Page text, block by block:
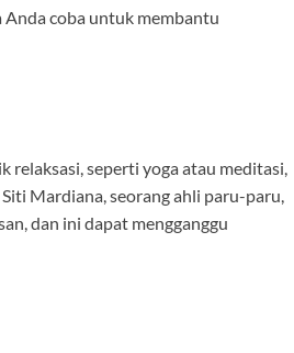
Anda coba untuk membantu
relaksasi, seperti yoga atau meditasi,
Mardiana, seorang ahli paru-paru,
dan ini dapat mengganggu